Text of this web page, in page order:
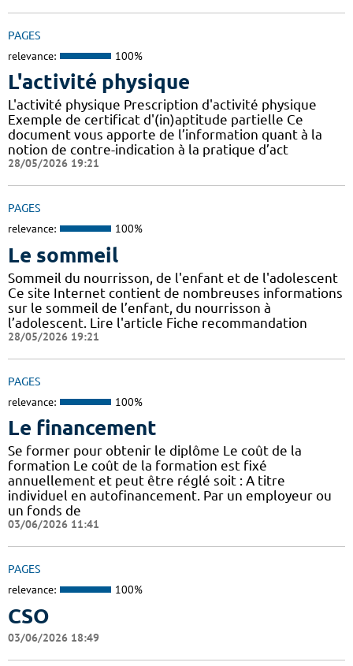
PAGES
relevance: 100%
L'activité physique
L'activité physique Prescription d'activité physique
Exemple de certificat d'(in)aptitude partielle Ce
document vous apporte de l’information quant à la
notion de contre-indication à la pratique d’act
28/05/2026 19:21
PAGES
relevance: 100%
Le sommeil
Sommeil du nourrisson, de l'enfant et de l'adolescent
Ce site Internet contient de nombreuses informations
sur le sommeil de l’enfant, du nourrisson à
l’adolescent. Lire l'article Fiche recommandation
28/05/2026 19:21
PAGES
relevance: 100%
Le financement
Se former pour obtenir le diplôme Le coût de la
formation Le coût de la formation est fixé
annuellement et peut être réglé soit : A titre
individuel en autofinancement. Par un employeur ou
un fonds de
03/06/2026 11:41
PAGES
relevance: 100%
CSO
03/06/2026 18:49